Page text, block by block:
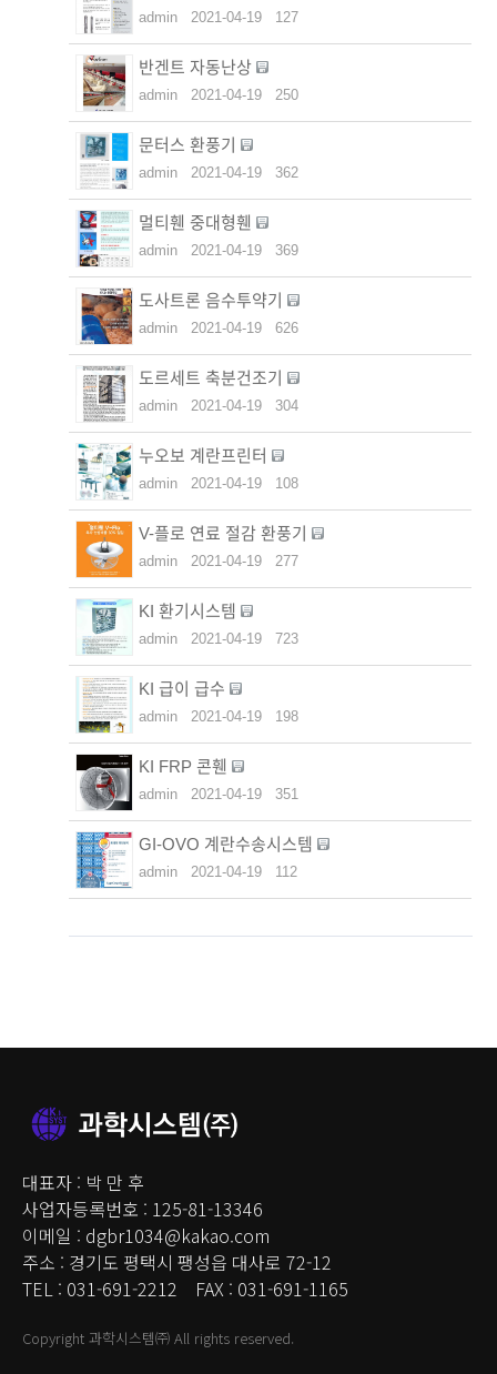
admin 2021-04-19 127
반겐트 자동난상
admin 2021-04-19 250
문터스 환풍기
admin 2021-04-19 362
멀티휀 중대형휀
admin 2021-04-19 369
도사트론 음수투약기
admin 2021-04-19 626
도르세트 축분건조기
admin 2021-04-19 304
누오보 계란프린터
admin 2021-04-19 108
V-플로 연료 절감 환풍기
admin 2021-04-19 277
KI 환기시스템
admin 2021-04-19 723
KI 급이 급수
admin 2021-04-19 198
KI FRP 콘휀
admin 2021-04-19 351
GI-OVO 계란수송시스템
admin 2021-04-19 112
대표자 : 박 만 후
사업자등록번호 : 125-81-13346
이메일 : dgbr1034@kakao.com
주소 : 경기도 평택시 팽성읍 대사로 72-12
TEL : 031-691-2212 FAX : 031-691-1165
Copyright 과학시스템㈜ All rights reserved.